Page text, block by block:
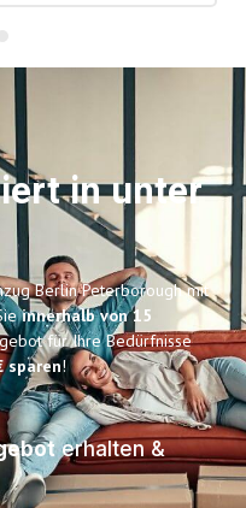
in unter
Berlin Peterborough mit
innerhalb von 15
für Ihre Bedürfnisse
sparen!
erhalten &